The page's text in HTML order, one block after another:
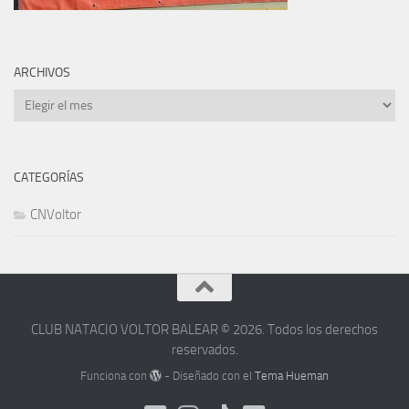
ARCHIVOS
Archivos
CATEGORÍAS
CNVoltor
CLUB NATACIO VOLTOR BALEAR © 2026. Todos los derechos
reservados.
Funciona con - Diseñado con elTema Hueman